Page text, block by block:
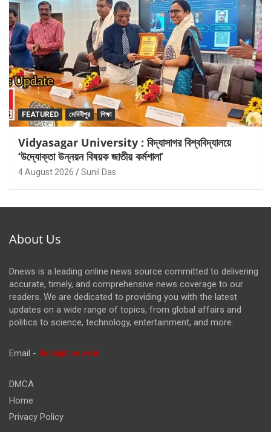
FEATURED মেদিনীপুর শিক্ষা
Vidyasagar University : বিদ্যাসাগর বিশ্ববিদ্যালয়ে
‘উদ্যোক্তা উন্নয়ন বিষয়ক জাতীয় কর্মশালা’
4 August 2026 Sunil Das
About Us
Dnews is a leading online news source committed to delivering
accurate, timely, and comprehensive news coverage to our
readers. We are dedicated to providing you with the latest
updates on a wide range of topics, from global affairs and
politics to science, technology, entertainment, and more.
Email - desk@dnews.in
DMCA
Home
Privacy Policy